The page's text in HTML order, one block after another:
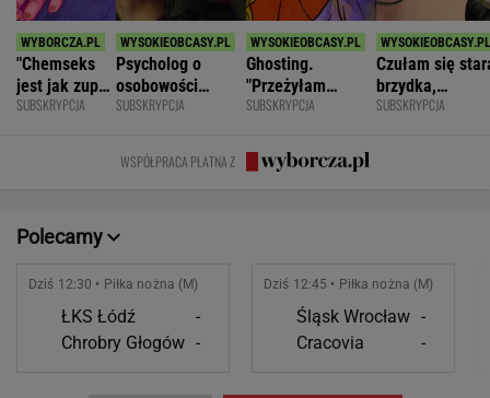
"Chemseks
jest jak zupa.
Nażresz się,
SUBSKRYPCJA
Psycholog o
osobowości
narcystycznej:
albo do niczego
SUBSKRYPCJA
Ghosting.
"Przeżyłam
najpiękniejszy
mnie i znikł"
SUBSKRYPCJA
Czułam się
brzydka,
niepotrzebna.
SUBSKRYPCJA
WSPÓŁPRACA PŁATNA Z
Polecamy
Dziś 12:30 • Piłka nożna (M)
ŁKS Łódź
-
Chrobry Głogów -
Dziś 12:45 • Piłka nożna (M)
Śląsk Wrocław -
Cracovia
-